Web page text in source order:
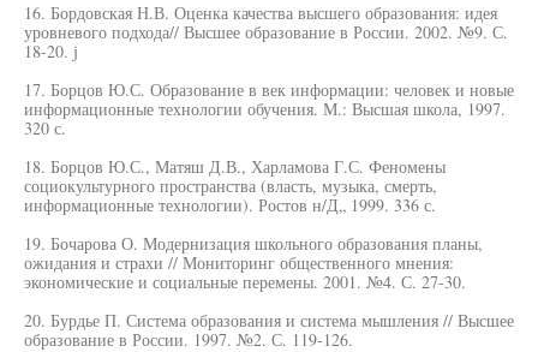
16. Бордовская Н.В. Оценка качества высшего образования: идея
уровневого подхода// Высшее образование в России. 2002. №9. С.
18-20. j
17. Борцов Ю.С. Образование в век информации: человек и новые
информационные технологии обучения. М.: Высшая школа, 1997.
320 с.
18. Борцов Ю.С., Матяш Д.В., Харламова Г.С. Феномены
социокультурного пространства (власть, музыка, смерть,
информационные технологии). Ростов н/Д„ 1999. 336 с.
19. Бочарова О. Модернизация школьного образования планы,
ожидания и страхи // Мониторинг общественного мнения:
экономические и социальные перемены. 2001. №4. С. 27-30.
20. Бурдье П. Система образования и система мышления // Высшее
образование в России. 1997. №2. С. 119-126.